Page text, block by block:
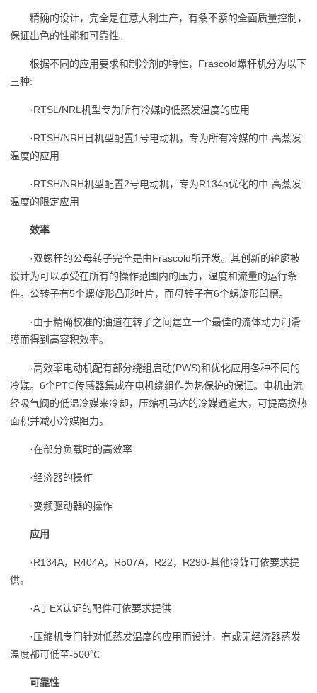
精确的设计，完全是在意大利生产，有条不紊的全面质量控制，
保证出色的性能和可靠性。
根据不同的应用要求和制冷剂的特性，Frascold螺杆机分为以下
三种:
·RTSL/NRL机型专为所有冷媒的低蒸发温度的应用
·RTSH/NRH日机型配置1号电动机，专为所有冷媒的中-高蒸发
温度的应用
·RTSH/NRH机型配置2号电动机，专为R134a优化的中-高蒸发
温度的限定应用
效率
·双螺杆的公母转子完全是由Frascold所开发。其创新的轮廓被
设计为可以承受在所有的操作范围内的压力，温度和流量的运行条
件。公转子有5个螺旋形凸形叶片，而母转子有6个螺旋形凹槽。
·由于精确校准的油道在转子之间建立一个最佳的流体动力润滑
膜而得到高容积效率。
·高效率电动机配有部分绕组启动(PWS)和优化应用各种不同的
冷媒。6个PTC传感器集成在电机绕组作为热保护的保证。电机由流
经吸气阀的低温冷媒来冷却，压缩机马达的冷媒通道大，可提高换热
面积并减小冷媒阻力。
·在部分负载时的高效率
·经济器的操作
·变频驱动器的操作
应用
·R134A，R404A，R507A，R22，R290-其他冷媒可依要求提
供。
·A丁EX认证的配件可依要求提供
·压缩机专门针对低蒸发温度的应用而设计，有或无经济器蒸发
温度都可低至-500℃
可靠性